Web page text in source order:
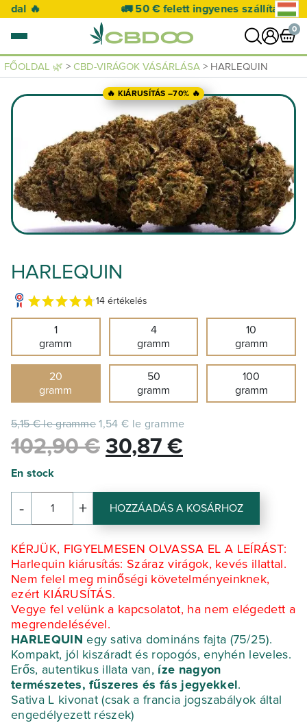
🚛 50 € felett ingyenes szállítás 🚛
0
0 termék KOSÁR MEGTEKINTÉSE
A kosár üres.
FŐOLDAL 🌿 > CBD-VIRÁGOK VÁSÁRLÁSA > HARLEQUIN
🔥 KIÁRUSÍTÁS –70% 🔥
HARLEQUIN
14 értékelés
1
gramm
4
gramm
10
gramm
20
gramm
50
gramm
100
gramm
5,15 € le gramme 1,54 € le gramme
102,90€ Le
initial
était :
102,90 €.
30,87 €
actuel
est :
30,87 €.
En stock
-
mennyiség
HARLEQUIN
+ HOZZÁADÁS A KOSÁRHOZ
KÉRJÜK, FIGYELMESEN OLVASSA EL A LEÍRÁST:
Harlequin kiárusítás: Száraz virágok, kevés illattal.
Nem felel meg minőségi követelményeinknek,
ezért KIÁRUSÍTÁS.
Vegye fel velünk a kapcsolatot, ha nem elégedett a
megrendelésével.
HARLEQUIN egy sativa domináns fajta (75/25).
Kompakt, jól kiszáradt és ropogós, enyhén leveles.
Erős, autentikus illata van, íze nagyon
természetes, fűszeres és fás jegyekkel.
Sativa L kivonat (csak a francia jogszabályok által
engedélyezett részek)